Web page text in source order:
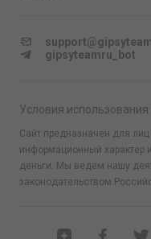
Условия
Сайт предназначен для
информационный характер
деньги. Мы ведем нашу
законодательством
gipsyteamru_bot